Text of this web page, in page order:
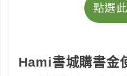
點選
Hami書城購書金